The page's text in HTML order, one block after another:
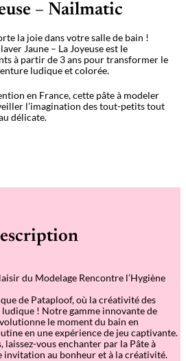
– Nailmatic
la joie dans votre salle de bain !
Jaune – La Joyeuse est le
à partir de 3 ans pour transformer le
ludique et colorée.
en France, cette pâte à modeler
l’imagination des tout-petits tout
délicate.
du Modelage Rencontre l’Hygiène
de Pataploof, où la créativité des
! Notre gamme innovante de
le moment du bain en
en une expérience de jeu captivante.
laissez-vous enchanter par la Pâte à
invitation au bonheur et à la créativité.